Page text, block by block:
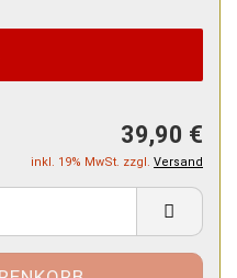
39,90 €
inkl. 19% MwSt. zzgl. Versand